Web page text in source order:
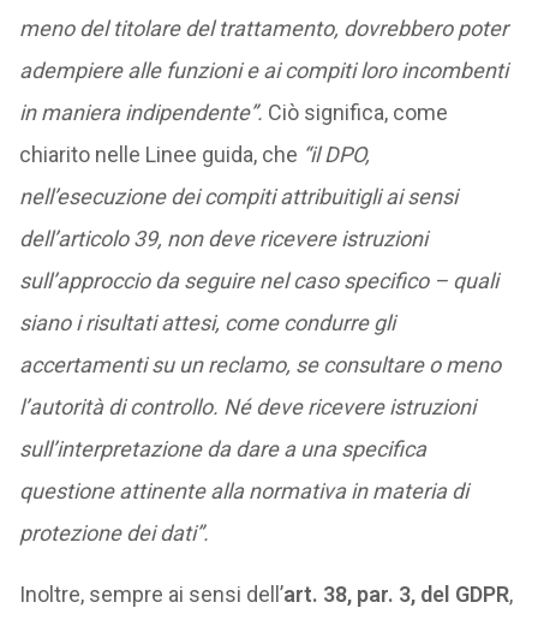
meno del titolare del trattamento, dovrebbero poter
adempiere alle funzioni e ai compiti loro incombenti
in maniera indipendente”. Ciò significa, come
chiarito nelle Linee guida, che “il DPO,
nell’esecuzione dei compiti attribuitigli ai sensi
dell’articolo 39, non deve ricevere istruzioni
sull’approccio da seguire nel caso specifico – quali
siano i risultati attesi, come condurre gli
accertamenti su un reclamo, se consultare o meno
l’autorità di controllo. Né deve ricevere istruzioni
sull’interpretazione da dare a una specifica
questione attinente alla normativa in materia di
protezione dei dati”.
Inoltre, sempre ai sensi dell’art. 38, par. 3, del GDPR,